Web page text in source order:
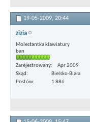
19-05-2009, 20:44
zizia
Molestantka klawiatury
ban
Zarejestrowany
Apr 2009
Skąd
Bielsko-Biała
Postów
1 886